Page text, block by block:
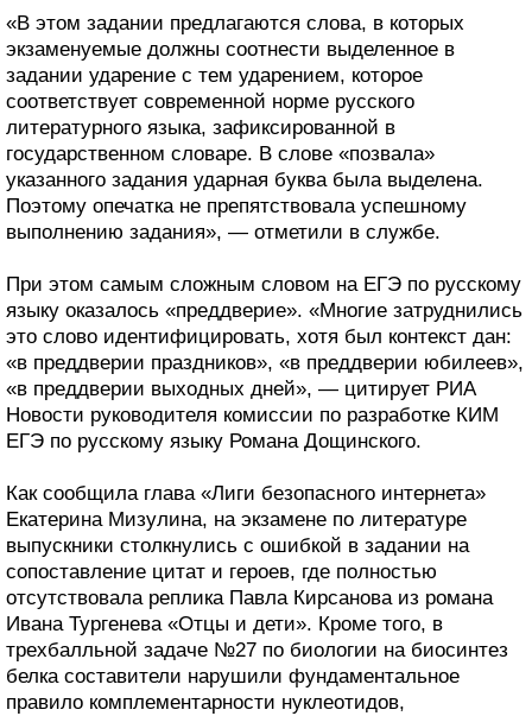
«В этом задании предлагаются слова, в которых
экзаменуемые должны соотнести выделенное в
задании ударение с тем ударением, которое
соответствует современной норме русского
литературного языка, зафиксированной в
государственном словаре. В слове «позвала»
указанного задания ударная буква была выделена.
Поэтому опечатка не препятствовала успешному
выполнению задания», — отметили в службе.
При этом самым сложным словом на ЕГЭ по русскому
языку оказалось «преддверие». «Многие затруднились
это слово идентифицировать, хотя был контекст дан:
«в преддверии праздников», «в преддверии юбилеев»,
«в преддверии выходных дней», — цитирует РИА
Новости руководителя комиссии по разработке КИМ
ЕГЭ по русскому языку Романа Дощинского.
Как сообщила глава «Лиги безопасного интернета»
Екатерина Мизулина, на экзамене по литературе
выпускники столкнулись с ошибкой в задании на
сопоставление цитат и героев, где полностью
отсутствовала реплика Павла Кирсанова из романа
Ивана Тургенева «Отцы и дети». Кроме того, в
трехбалльной задаче №27 по биологии на биосинтез
белка составители нарушили фундаментальное
правило комплементарности нуклеотидов,